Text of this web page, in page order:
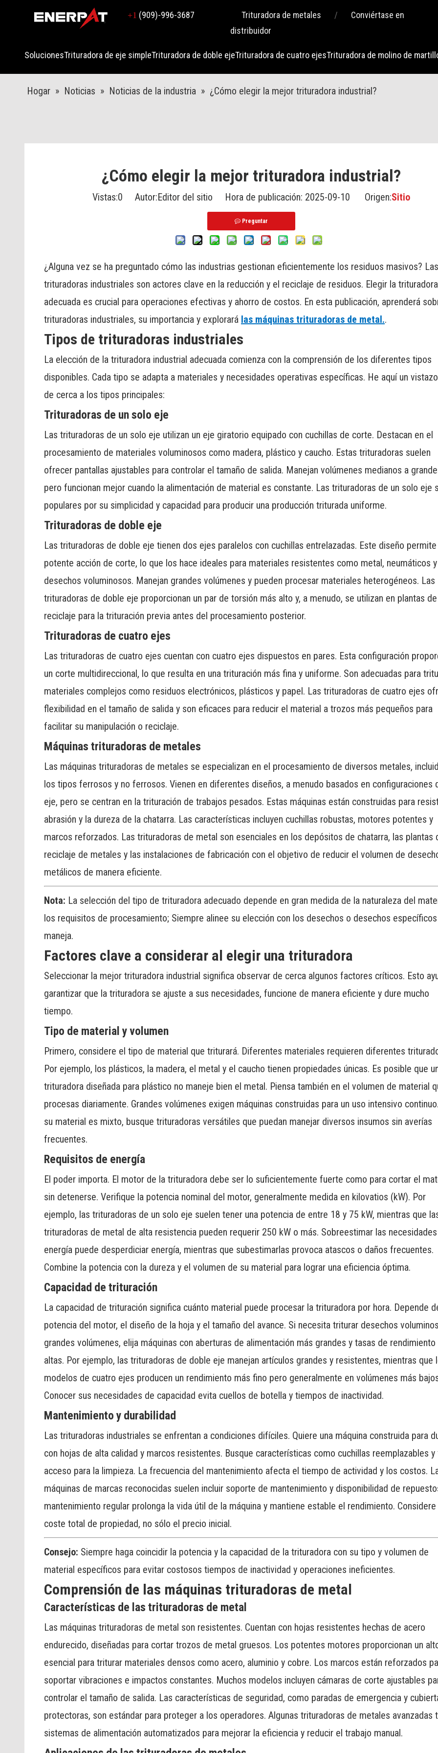
+1 (909)-996-3687 Trituradora de metales /
Conviértase en
distribuidor
SolucionesTrituradora de eje simpleTrituradora de doble ejeTrituradora de cuatro ejesTrituradora de molino de
Hogar » Noticias » Noticias de la industria » ¿Cómo elegir la mejor trituradora industrial?
¿Cómo elegir la mejor trituradora industrial?
Vistas:0 Autor:Editor del sitio Hora de publicación: 2025-09-10 Origen:Sitio
Preguntar
¿Alguna vez se ha preguntado cómo las industrias gestionan eficientemente los residuos masivos? Las
trituradoras industriales son actores clave en la reducción y el reciclaje de residuos. Elegir la trituradora
adecuada es crucial para operaciones efectivas y ahorro de costos. En esta publicación, aprenderá
trituradoras industriales, su importancia y explorará las máquinas trituradoras de metal..
Tipos de trituradoras industriales
La elección de la trituradora industrial adecuada comienza con la comprensión de los diferentes tipos
disponibles. Cada tipo se adapta a materiales y necesidades operativas específicas. He aquí un
de cerca a los tipos principales:
Trituradoras de un solo eje
Las trituradoras de un solo eje utilizan un eje giratorio equipado con cuchillas de corte. Destacan en el
procesamiento de materiales voluminosos como madera, plástico y caucho. Estas trituradoras suelen
ofrecer pantallas ajustables para controlar el tamaño de salida. Manejan volúmenes medianos a
pero funcionan mejor cuando la alimentación de material es constante. Las trituradoras de un solo eje
populares por su simplicidad y capacidad para producir una producción triturada uniforme.
Trituradoras de doble eje
Las trituradoras de doble eje tienen dos ejes paralelos con cuchillas entrelazadas. Este diseño permite
potente acción de corte, lo que los hace ideales para materiales resistentes como metal, neumáticos y
desechos voluminosos. Manejan grandes volúmenes y pueden procesar materiales heterogéneos. Las
trituradoras de doble eje proporcionan un par de torsión más alto y, a menudo, se utilizan en plantas de
reciclaje para la trituración previa antes del procesamiento posterior.
Trituradoras de cuatro ejes
Las trituradoras de cuatro ejes cuentan con cuatro ejes dispuestos en pares. Esta configuración
un corte multidireccional, lo que resulta en una trituración más fina y uniforme. Son adecuadas para
materiales complejos como residuos electrónicos, plásticos y papel. Las trituradoras de cuatro ejes
flexibilidad en el tamaño de salida y son eficaces para reducir el material a trozos más pequeños para
facilitar su manipulación o reciclaje.
Máquinas trituradoras de metales
Las máquinas trituradoras de metales se especializan en el procesamiento de diversos metales,
los tipos ferrosos y no ferrosos. Vienen en diferentes diseños, a menudo basados ​​en configuraciones
eje, pero se centran en la trituración de trabajos pesados. Estas máquinas están construidas para
abrasión y la dureza de la chatarra. Las características incluyen cuchillas robustas, motores potentes y
marcos reforzados. Las trituradoras de metal son esenciales en los depósitos de chatarra, las plantas
reciclaje de metales y las instalaciones de fabricación con el objetivo de reducir el volumen de
metálicos de manera eficiente.
Nota: La selección del tipo de trituradora adecuado depende en gran medida de la naturaleza del
los requisitos de procesamiento; Siempre alinee su elección con los desechos o desechos
maneja.
Factores clave a considerar al elegir una trituradora
Seleccionar la mejor trituradora industrial significa observar de cerca algunos factores críticos. Esto
garantizar que la trituradora se ajuste a sus necesidades, funcione de manera eficiente y dure mucho
tiempo.
Tipo de material y volumen
Primero, considere el tipo de material que triturará. Diferentes materiales requieren diferentes
Por ejemplo, los plásticos, la madera, el metal y el caucho tienen propiedades únicas. Es posible que
trituradora diseñada para plástico no maneje bien el metal. Piensa también en el volumen de material
procesas diariamente. Grandes volúmenes exigen máquinas construidas para un uso intensivo
su material es mixto, busque trituradoras versátiles que puedan manejar diversos insumos sin averías
frecuentes.
Requisitos de energía
El poder importa. El motor de la trituradora debe ser lo suficientemente fuerte como para cortar el
sin detenerse. Verifique la potencia nominal del motor, generalmente medida en kilovatios (kW). Por
ejemplo, las trituradoras de un solo eje suelen tener una potencia de entre 18 y 75 kW, mientras que
trituradoras de metal de alta resistencia pueden requerir 250 kW o más. Sobreestimar las
energía puede desperdiciar energía, mientras que subestimarlas provoca atascos o daños frecuentes.
Combine la potencia con la dureza y el volumen de su material para lograr una eficiencia óptima.
Capacidad de trituración
La capacidad de trituración significa cuánto material puede procesar la trituradora por hora. Depende
potencia del motor, el diseño de la hoja y el tamaño del avance. Si necesita triturar desechos
grandes volúmenes, elija máquinas con aberturas de alimentación más grandes y tasas de rendimiento
altas. Por ejemplo, las trituradoras de doble eje manejan artículos grandes y resistentes, mientras que
modelos de cuatro ejes producen un rendimiento más fino pero generalmente en volúmenes más
Conocer sus necesidades de capacidad evita cuellos de botella y tiempos de inactividad.
Mantenimiento y durabilidad
Las trituradoras industriales se enfrentan a condiciones difíciles. Quiere una máquina construida para
con hojas de alta calidad y marcos resistentes. Busque características como cuchillas reemplazables y
acceso para la limpieza. La frecuencia del mantenimiento afecta el tiempo de actividad y los costos.
máquinas de marcas reconocidas suelen incluir soporte de mantenimiento y disponibilidad de
mantenimiento regular prolonga la vida útil de la máquina y mantiene estable el rendimiento. Considere
coste total de propiedad, no sólo el precio inicial.
Consejo: Siempre haga coincidir la potencia y la capacidad de la trituradora con su tipo y volumen de
material específicos para evitar costosos tiempos de inactividad y operaciones ineficientes.
Comprensión de las máquinas trituradoras de metal
Características de las trituradoras de metal
Las máquinas trituradoras de metal son resistentes. Cuentan con hojas resistentes hechas de acero
endurecido, diseñadas para cortar trozos de metal gruesos. Los potentes motores proporcionan un
esencial para triturar materiales densos como acero, aluminio y cobre. Los marcos están reforzados
soportar vibraciones e impactos constantes. Muchos modelos incluyen cámaras de corte ajustables
controlar el tamaño de salida. Las características de seguridad, como paradas de emergencia y
protectoras, son estándar para proteger a los operadores. Algunas trituradoras de metales avanzadas
sistemas de alimentación automatizados para mejorar la eficiencia y reducir el trabajo manual.